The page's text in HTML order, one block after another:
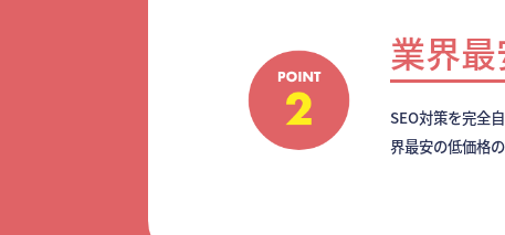
業界
SEO対策を完全
界最安の低価格